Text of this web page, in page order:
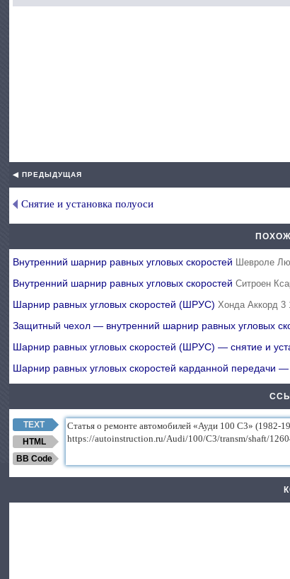
◀ ПРЕДЫДУЩАЯ
Снятие и установка полуоси
Внутренний шарнир равных угловых скоростей Шевроле
Внутренний шарнир равных угловых скоростейСитроен
Шарнир равных угловых скоростей (ШРУС)Хонда Аккорд 3
Защитный чехол — внутренний шарнир равных угловых
Шарнир равных угловых скоростей (ШРУС) — снятие и
Шарнир равных угловых скоростей карданной передачи
TEXT
HTML
BB Code